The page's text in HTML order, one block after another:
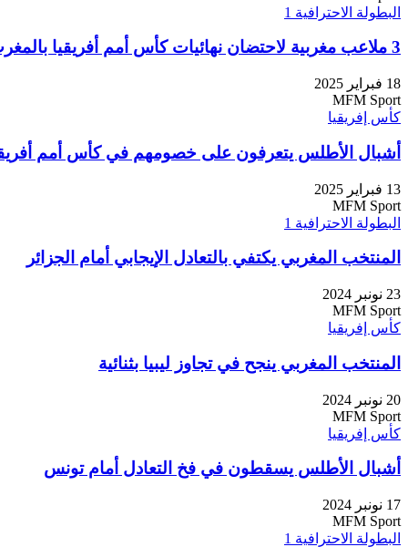
البطولة الاحترافية 1
3 ملاعب مغربية لاحتضان نهائيات كأس أمم أفريقيا بالمغرب
18 فبراير 2025
MFM Sport
كأس إفريقيا
أشبال الأطلس يتعرفون على خصومهم في كأس أمم
13 فبراير 2025
MFM Sport
البطولة الاحترافية 1
المنتخب المغربي يكتفي بالتعادل الإيجابي أمام الجزائر
23 نونبر 2024
MFM Sport
كأس إفريقيا
المنتخب المغربي ينجح في تجاوز ليبيا بثنائية
20 نونبر 2024
MFM Sport
كأس إفريقيا
أشبال الأطلس يسقطون في فخ التعادل أمام تونس
17 نونبر 2024
MFM Sport
البطولة الاحترافية 1